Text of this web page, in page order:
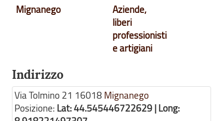
Mignanego
Aziende,
liberi
professionisti
e artigiani
Indirizzo
Via Tolmino 21 16018 Mignanego
Posizione: Lat: 44.545446722629 | Long: